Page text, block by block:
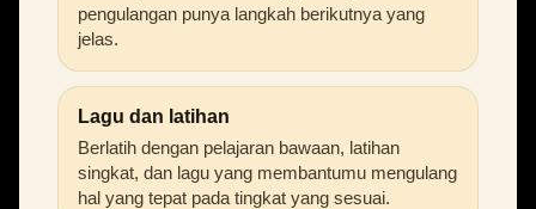
pengulangan punya langkah berikutnya yang
jelas.
Lagu dan latihan
Berlatih dengan pelajaran bawaan, latihan
singkat, dan lagu yang membantumu mengulang
hal yang tepat pada tingkat yang sesuai.